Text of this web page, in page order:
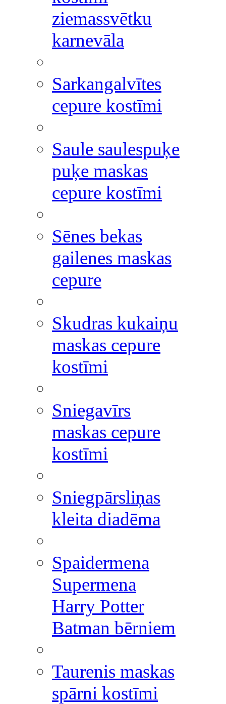
ziemassvētku
karnevāla
Sarkangalvītes
cepure kostīmi
Saule saulespuķe
puķe maskas
cepure kostīmi
Sēnes bekas
gailenes maskas
cepure
Skudras kukaiņu
maskas cepure
kostīmi
Sniegavīrs
maskas cepure
kostīmi
Sniegpārsliņas
kleita diadēma
Spaidermena
Supermena
Harry Potter
Batman bērniem
Taurenis maskas
spārni kostīmi